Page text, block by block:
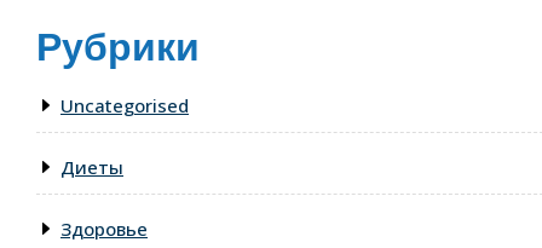
Рубрики
Uncategorised
Диеты
Здоровье